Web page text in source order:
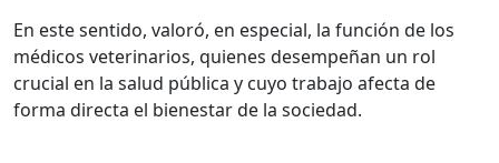
En este sentido, valoró, en especial, la función de los
médicos veterinarios, quienes desempeñan un rol
crucial en la salud pública y cuyo trabajo afecta de
forma directa el bienestar de la sociedad.